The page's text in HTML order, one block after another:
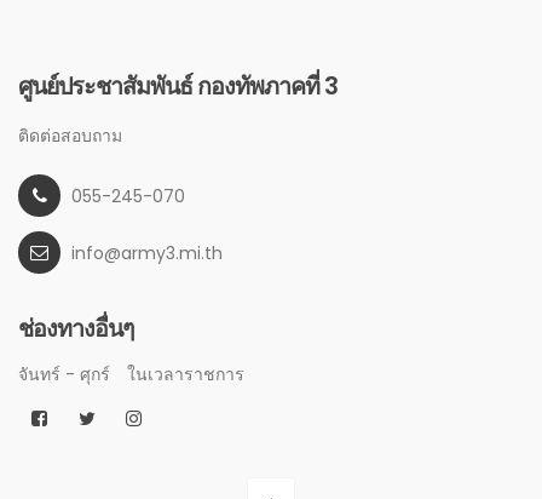
ศูนย์ประชาสัมพันธ์ กองทัพภาคที่ 3
ติดต่อสอบถาม
055-245-070
info@army3.mi.th
ช่องทางอื่นๆ
จันทร์ - ศุกร์ ในเวลาราชการ